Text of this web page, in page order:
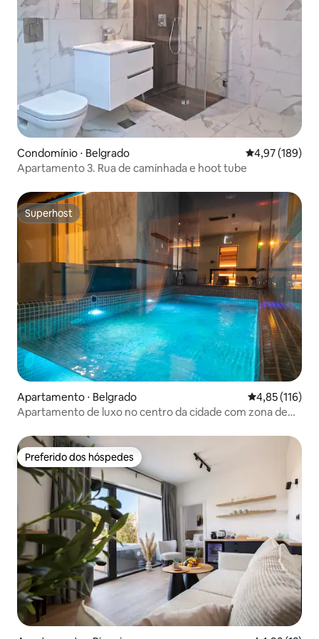
Condomínio ⋅ Belgrado 4,97 de uma
4,97 (189)
Apartamento 3. Rua de caminhada e hoot tube
Superhost
Superhost
Apartamento ⋅ Belgrado 4,85 de uma
4,85 (116)
Apartamento de luxo no centro da cidade com zona de
Preferido dos hóspedes
Preferido dos hóspedes